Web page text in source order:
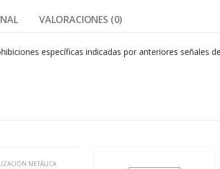
VALORACIONES (0)
específicas indicadas por anteriores señales
METÁLICA